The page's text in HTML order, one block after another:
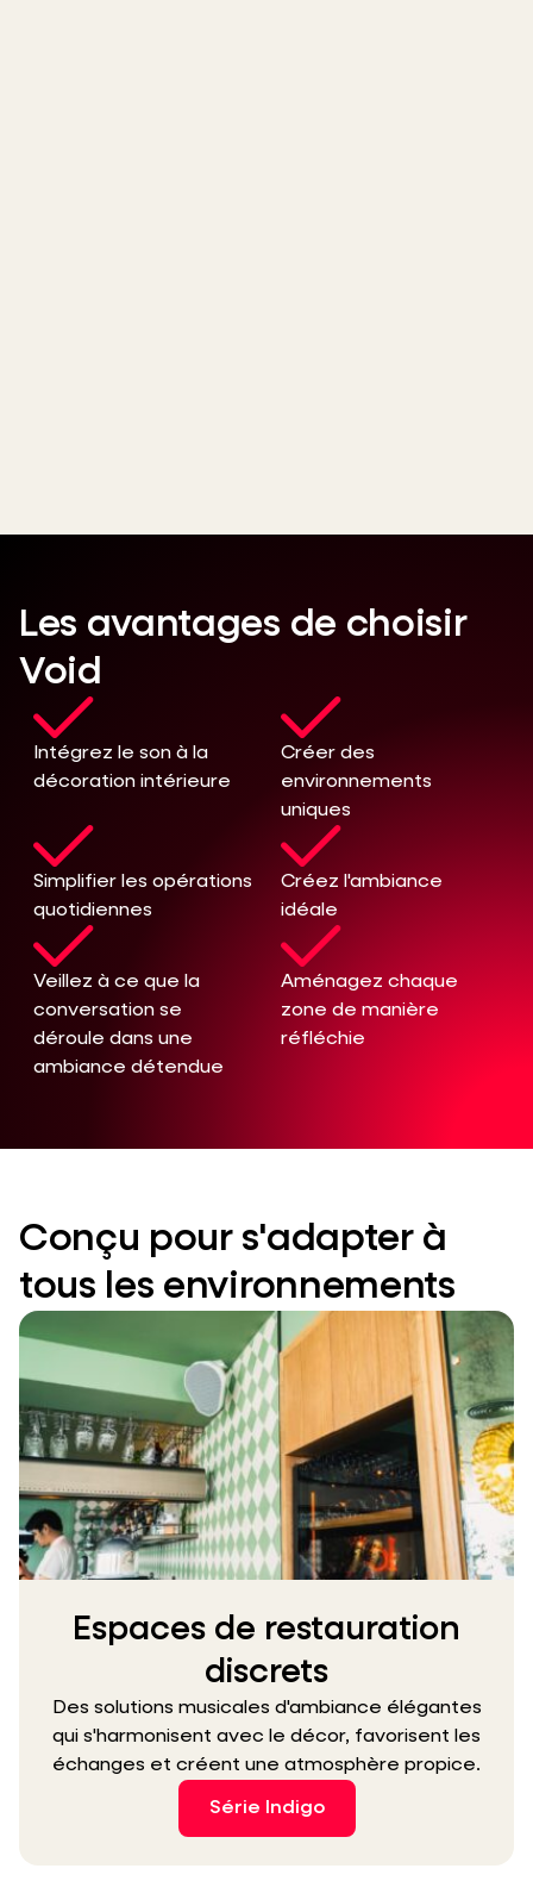
Les avantages de choisir
Void
Intégrez le son à la
décoration intérieure
Créer des
environnements
uniques
Simplifier les opérations
quotidiennes
Créez l'ambiance
idéale
Veillez à ce que la
conversation se
déroule dans une
ambiance détendue
Aménagez chaque
zone de manière
réfléchie
Conçu pour s'adapter à
tous les environnements
Espaces de restauration
discrets
Des solutions musicales d'ambiance élégantes
qui s'harmonisent avec le décor, favorisent les
échanges et créent une atmosphère propice.
Série Indigo